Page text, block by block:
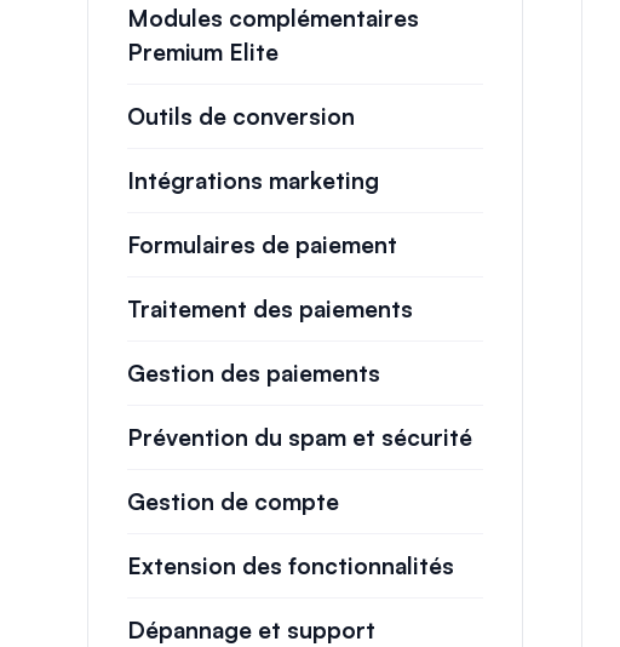
Modules complémentaires
Premium Elite
Outils de conversion
Intégrations marketing
Formulaires de paiement
Traitement des paiements
Gestion des paiements
Prévention du spam et sécurité
Gestion de compte
Extension des fonctionnalités
Dépannage et support